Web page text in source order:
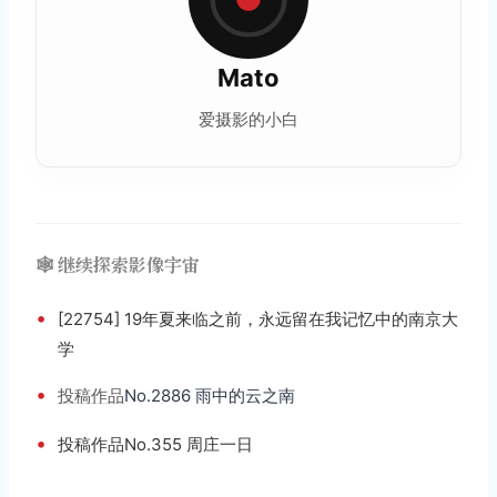
Mato
爱摄影的小白
🕸️ 继续探索影像宇宙
•
[22754] 19年夏来临之前，永远留在我记忆中的南京大
学
• 投稿作品No.2886 雨中的云之南
• 投稿作品No.355 周庄一日